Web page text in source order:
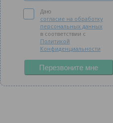
Даю
согласие на обработку
персональных данных
в соответствии с
Политикой
Конфиденциальности
Перезвоните мне